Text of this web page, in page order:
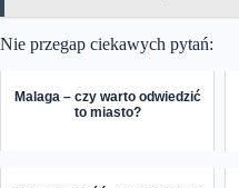
Nie przegap ciekawych pytań:
Malaga – czy warto odwiedzić
to miasto?